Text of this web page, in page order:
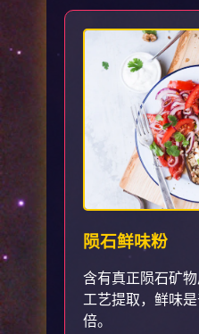
陨石鲜味粉
含有真正陨石矿
工艺提取，鲜味
倍。